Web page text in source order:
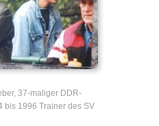
37-maliger DDR-
bis 1996 Trainer des SV